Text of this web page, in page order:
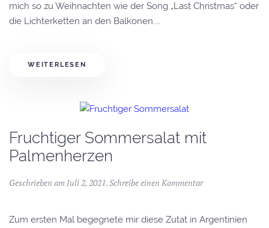
mich so zu Weihnachten wie der Song „Last Christmas“ oder
die Lichterketten an den Balkonen....
WEITERLESEN
Fruchtiger Sommersalat mit
Palmenherzen
Geschrieben am Juli 2, 2021. Schreibe einen Kommentar
Zum ersten Mal begegnete mir diese Zutat in Argentinien